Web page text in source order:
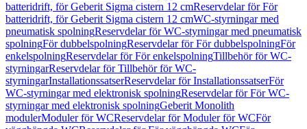
batteridrift, för Geberit Sigma cistern 12 cmReservdelar för För
batteridrift, för Geberit Sigma cistern 12 cmWC-styrningar med
pneumatisk spolningReservdelar för WC-styrningar med pneumatisk
spolningFör dubbelspolningReservdelar för För dubbelspolningFör
enkelspolningReservdelar för För enkelspolningTillbehör för WC-
styrningarReservdelar för Tillbehör för WC-
styrningarInstallationssatserReservdelar för InstallationssatserFör
WC-styrningar med elektronisk spolningReservdelar för För WC-
styrningar med elektronisk spolningGeberit Monolith
modulerModuler för WCReservdelar för Moduler för WCFör